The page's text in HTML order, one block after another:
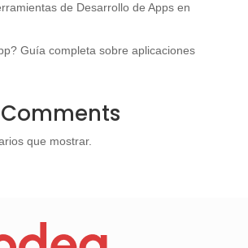
de Desarrollo de Apps en
Guía completa sobre aplicaciones
que mostrar.